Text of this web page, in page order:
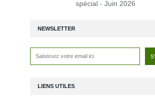
NEWSLETTER
spécial - Juin 2026
LIENS UTILES